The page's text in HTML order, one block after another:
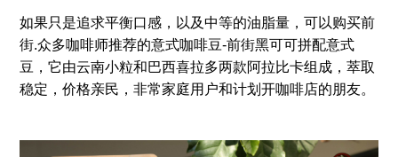
如果只是追求平衡口感，以及中等的油脂量，可以购买前
街.众多咖啡师推荐的意式咖啡豆-前街黑可可拼配意式
豆，它由云南小粒和巴西喜拉多两款阿拉比卡组成，萃取
稳定，价格亲民，非常家庭用户和计划开咖啡店的朋友。